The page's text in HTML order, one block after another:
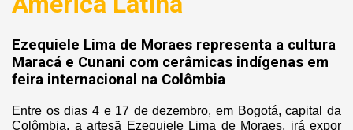
Ezequiele Lima de Moraes representa a cultura
Maracá e Cunani com cerâmicas indígenas em
feira internacional na Colômbia
Entre os dias 4 e 17 de dezembro, em Bogotá, capital da
Colômbia, a artesã Ezequiele Lima de Moraes, irá expor